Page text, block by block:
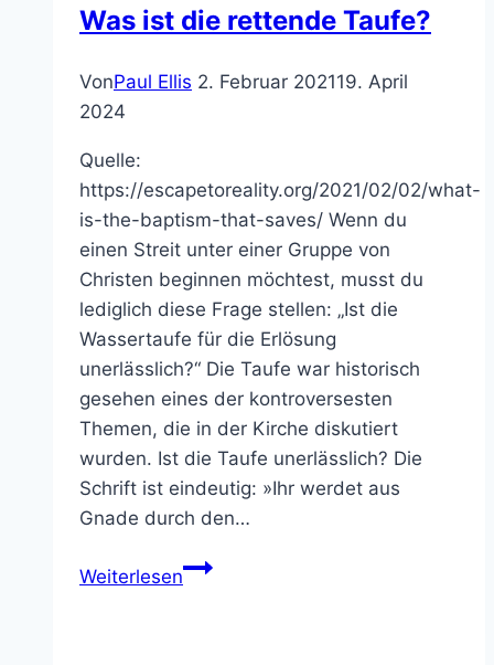
Was ist die rettende Taufe?
VonPaul Ellis 2. Februar 202119. April
2024
Quelle:
https://escapetoreality.org/2021/02/02/what-
is-the-baptism-that-saves/ Wenn du
einen Streit unter einer Gruppe von
Christen beginnen möchtest, musst du
lediglich diese Frage stellen: „Ist die
Wassertaufe für die Erlösung
unerlässlich?“ Die Taufe war historisch
gesehen eines der kontroversesten
Themen, die in der Kirche diskutiert
wurden. Ist die Taufe unerlässlich? Die
Schrift ist eindeutig: »Ihr werdet aus
Gnade durch den…
WeiterlesenWas